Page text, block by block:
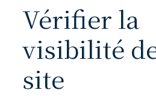
Vérifier la
visibilité
site